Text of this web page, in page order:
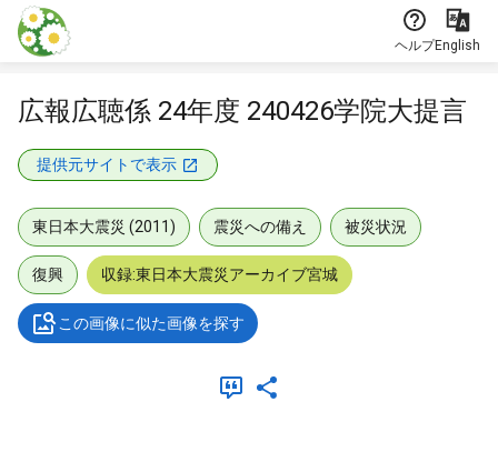
本文に飛ぶ
ヘルプEnglish
広報広聴係 24年度 240426学院大提言
提供元サイトで表示
東日本大震災 (2011) 震災への備え 被災状況
復興 収録:東日本大震災アーカイブ宮城
この画像に似た画像を探す